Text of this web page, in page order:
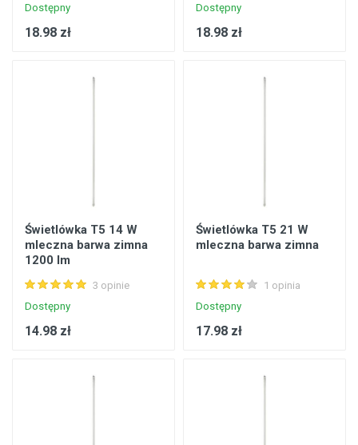
Dostępny
18.98 zł
Dostępny
18.98 zł
Świetlówka T5 14 W
mleczna barwa zimna
1200 lm
3 opinie
Dostępny
14.98 zł
Świetlówka T5 21 W
mleczna barwa zimna
1 opinia
Dostępny
17.98 zł